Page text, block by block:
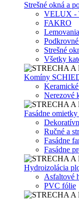
Strešné okná a
VELUX -
FAKRO
Strešné
Všetky
Komíny
Nerezové
Fasádne
Ručné a
Fasádne
Fasádne
Hydroizolácia
Asfaltové
PVC fólie